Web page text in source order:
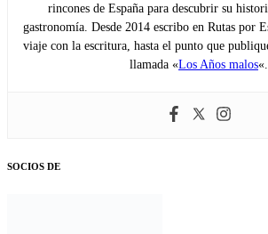
rincones de España para descubrir su
gastronomía. Desde 2014 escribo en Rutas por
viaje con la escritura, hasta el punto que
llamada «Los Años malos«.
SOCIOS DE